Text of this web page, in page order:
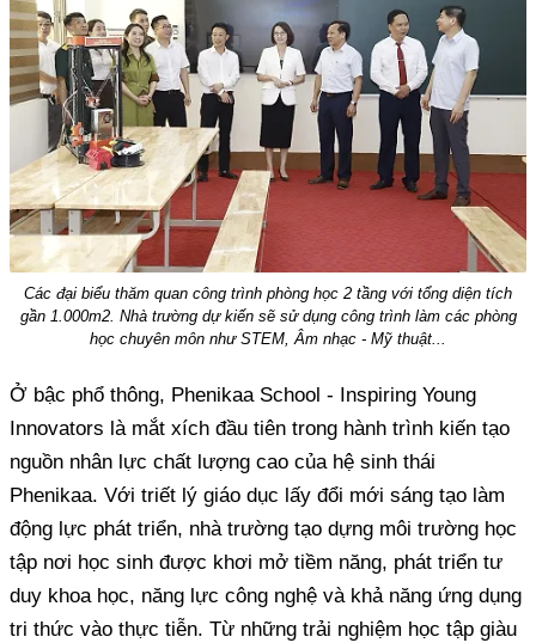
Các đại biểu thăm quan công trình phòng học 2 tầng với tổng diện tích
gần 1.000m2. Nhà trường dự kiến sẽ sử dụng công trình làm các phòng
học chuyên môn như STEM, Âm nhạc - Mỹ thuật...
Ở bậc phổ thông, Phenikaa School - Inspiring Young
Innovators là mắt xích đầu tiên trong hành trình kiến tạo
nguồn nhân lực chất lượng cao của hệ sinh thái
Phenikaa. Với triết lý giáo dục lấy đổi mới sáng tạo làm
động lực phát triển, nhà trường tạo dựng môi trường học
tập nơi học sinh được khơi mở tiềm năng, phát triển tư
duy khoa học, năng lực công nghệ và khả năng ứng dụng
tri thức vào thực tiễn. Từ những trải nghiệm học tập giàu